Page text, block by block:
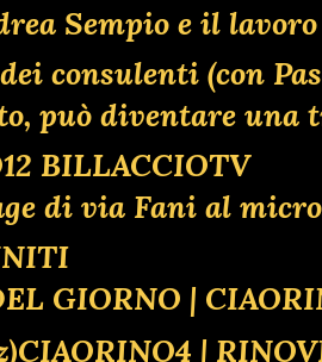
Sempio e il
consulenti (con
può diventare
BILLACCIOTV
di via Fani al
GIORNO |
|